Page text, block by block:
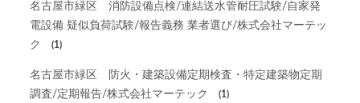
名古屋市緑区 消防設備点検/連結送水管耐圧試験/自家発
電設備 疑似負荷試験/報告義務 業者選び/株式会社マーテッ
ク
(1)
名古屋市緑区 防火・建築設備定期検査・特定建築物定期
調査/定期報告/株式会社マーテック
(1)